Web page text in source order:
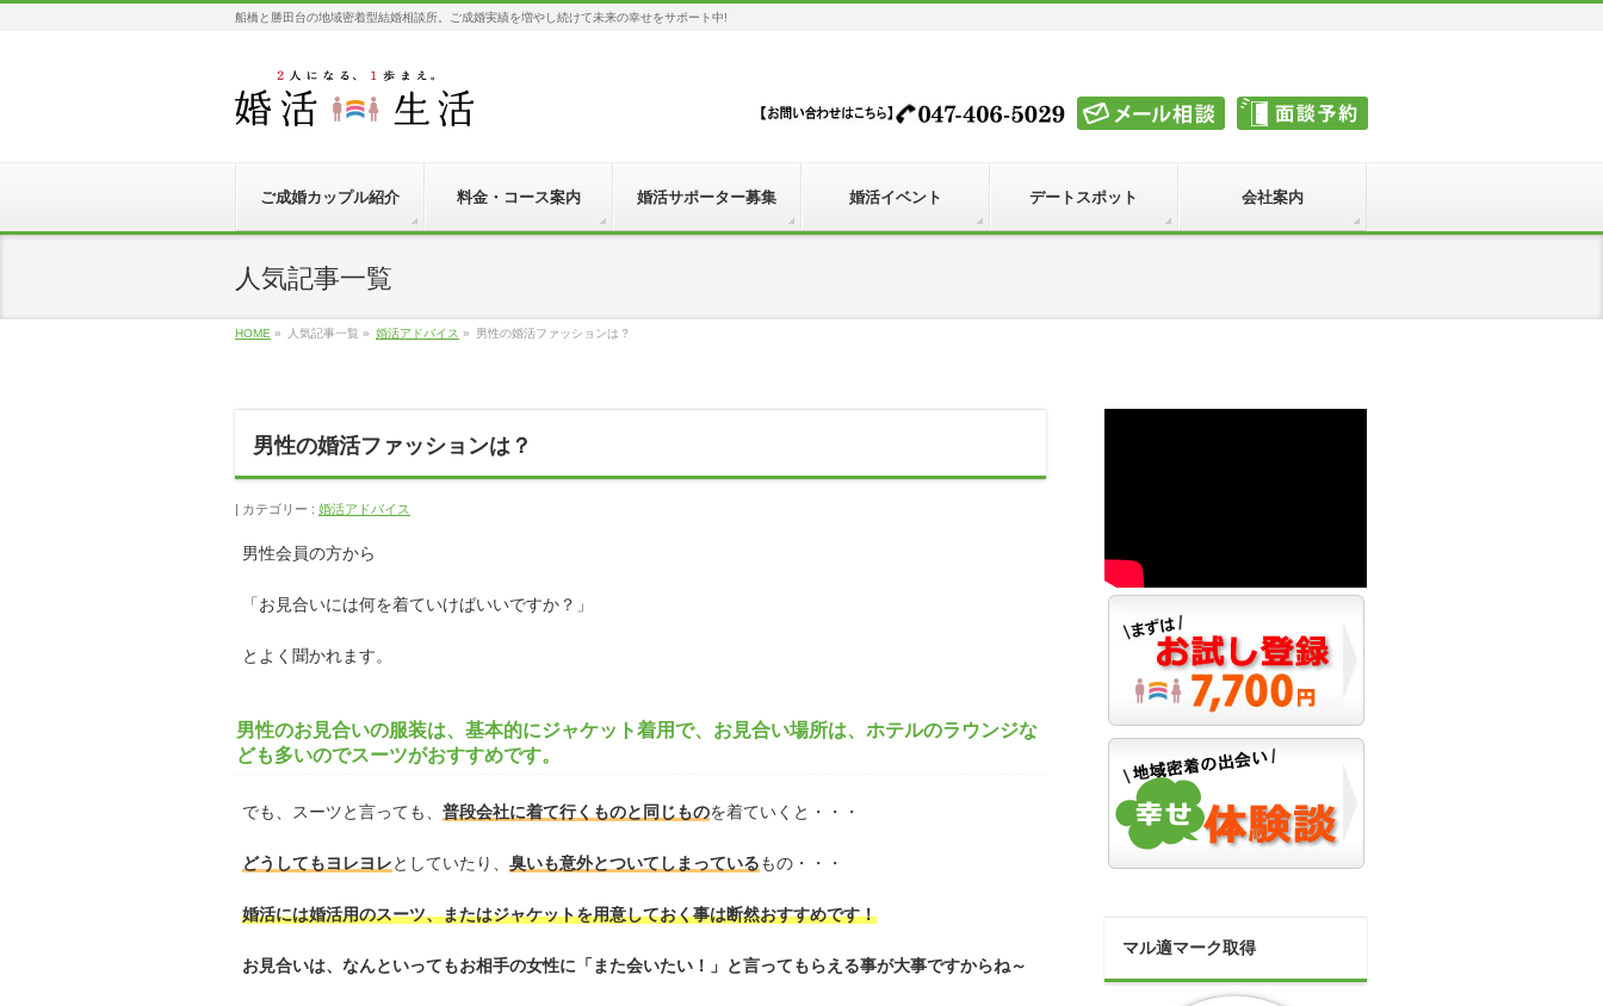
船橋と勝田台の地域密着型結婚相談所。ご成婚実績を増やし続けて未来の幸せをサポート中!
ご成婚カップル紹介 料金・コース案内 婚活サポーター募集 婚活イベント デートスポット 会社案内
人気記事一覧
HOME » 人気記事一覧 » 婚活アドバイス » 男性の婚活ファッションは？
男性の婚活ファッションは？
カテゴリー : 婚活アドバイス
男性会員の方から
「お見合いには何を着ていけばいいですか？」
とよく聞かれます。
男性のお見合いの服装は、基本的にジャケット着用で、お見合い場所は、ホテルのラウンジな
ども多いのでスーツがおすすめです。
でも、スーツと言っても、 普段会社に着て行くものと同じものを着ていくと・・・
どうしてもヨレヨレとしていたり、 臭いも意外とついてしまっているもの・・・
婚活には婚活用のスーツ、またはジャケットを用意しておく事は断然おすすめです！
お見合いは、なんといってもお相手の女性に「また会いたい！」と言ってもらえる事が大事ですからね～
マル適マーク取得